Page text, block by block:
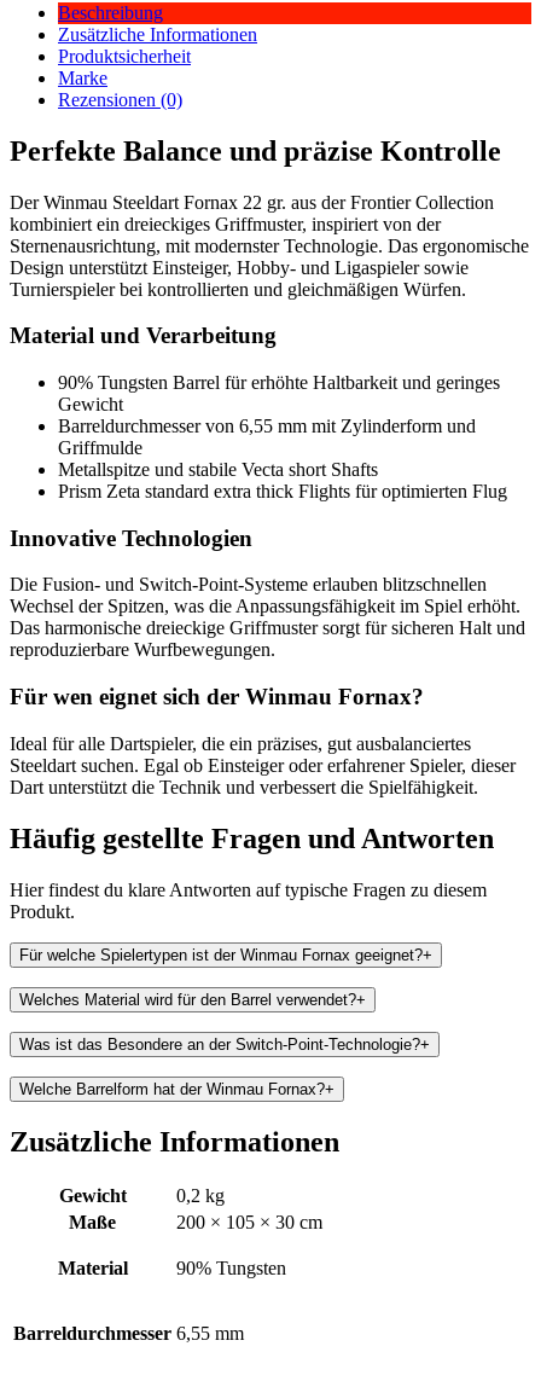
Beschreibung
Zusätzliche Informationen
Produktsicherheit
Marke
Rezensionen (0)
Perfekte Balance und präzise Kontrolle
Der Winmau Steeldart Fornax 22 gr. aus der Frontier Collection
kombiniert ein dreieckiges Griffmuster, inspiriert von der
Sternenausrichtung, mit modernster Technologie. Das ergonomische
Design unterstützt Einsteiger, Hobby- und Ligaspieler sowie
Turnierspieler bei kontrollierten und gleichmäßigen Würfen.
Material und Verarbeitung
90% Tungsten Barrel für erhöhte Haltbarkeit und geringes
Gewicht
Barreldurchmesser von 6,55 mm mit Zylinderform und
Griffmulde
Metallspitze und stabile Vecta short Shafts
Prism Zeta standard extra thick Flights für optimierten Flug
Innovative Technologien
Die Fusion- und Switch-Point-Systeme erlauben blitzschnellen
Wechsel der Spitzen, was die Anpassungsfähigkeit im Spiel erhöht.
Das harmonische dreieckige Griffmuster sorgt für sicheren Halt und
reproduzierbare Wurfbewegungen.
Für wen eignet sich der Winmau Fornax?
Ideal für alle Dartspieler, die ein präzises, gut ausbalanciertes
Steeldart suchen. Egal ob Einsteiger oder erfahrener Spieler, dieser
Dart unterstützt die Technik und verbessert die Spielfähigkeit.
Häufig gestellte Fragen und Antworten
Hier findest du klare Antworten auf typische Fragen zu diesem
Produkt.
Für welche Spielertypen ist der Winmau Fornax geeignet?+
Welches Material wird für den Barrel verwendet?+
Was ist das Besondere an der Switch-Point-Technologie?+
Welche Barrelform hat der Winmau Fornax?+
Zusätzliche Informationen
Gewicht
0,2 kg
Maße
200 × 105 × 30 cm
Material 90% Tungsten
Barreldurchmesser 6,55 mm